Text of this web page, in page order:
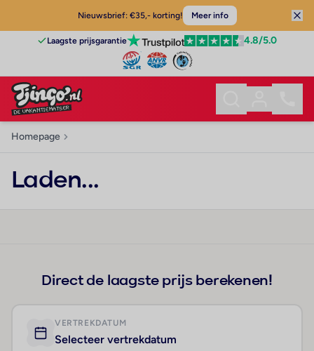
Nieuwsbrief: €35,- korting! Meer info
Laagste prijsgarantie 4.8/5.0
Homepage
Laden...
Direct de laagste prijs berekenen!
VERTREKDATUM
Selecteer vertrekdatum